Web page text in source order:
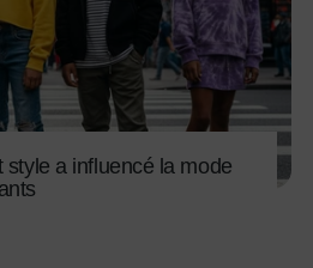
style a influencé la mode